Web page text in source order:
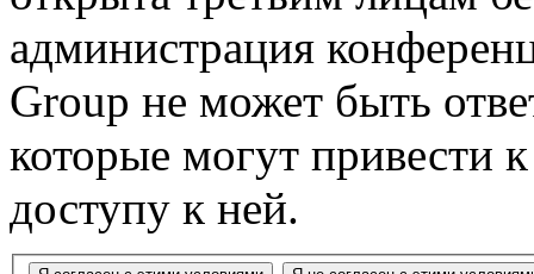
администрация
Group не может быть
которые могут привести
доступу к ней.